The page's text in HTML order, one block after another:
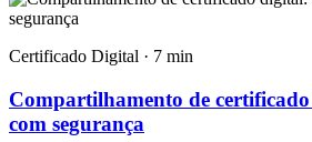
Certificado Digital · 7 min
Compartilhamento de
com segurança